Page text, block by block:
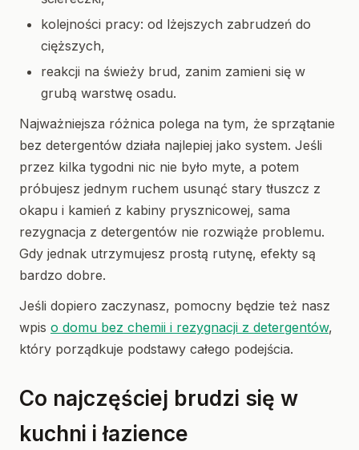
kolejności pracy: od lżejszych zabrudzeń do
cięższych,
reakcji na świeży brud, zanim zamieni się w
grubą warstwę osadu.
Najważniejsza różnica polega na tym, że sprzątanie
bez detergentów działa najlepiej jako system. Jeśli
przez kilka tygodni nic nie było myte, a potem
próbujesz jednym ruchem usunąć stary tłuszcz z
okapu i kamień z kabiny prysznicowej, sama
rezygnacja z detergentów nie rozwiąże problemu.
Gdy jednak utrzymujesz prostą rutynę, efekty są
bardzo dobre.
Jeśli dopiero zaczynasz, pomocny będzie też nasz
wpis o domu bez chemii i rezygnacji z detergentów,
który porządkuje podstawy całego podejścia.
Co najczęściej brudzi się w
kuchni i łazience